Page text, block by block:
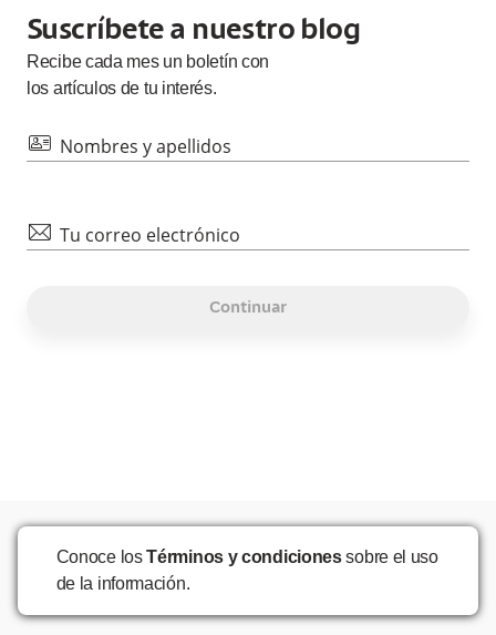
Suscríbete a nuestro blog
Recibe cada mesun boletín con
los artículos de tu interés.
id Nombres y apellidos
mail Tu correo electrónico
Continuar
Conoce losTérminos y condicionessobre el uso
de la información.